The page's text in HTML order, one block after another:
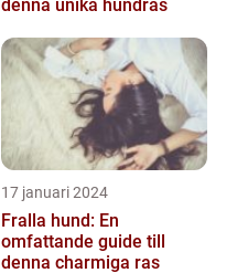
denna unika hundras
17 januari 2024
Fralla hund: En
omfattande guide till
denna charmiga ras